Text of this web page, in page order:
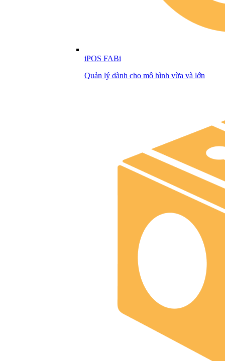
iPOS FABi
Quản lý dành cho mô hình vừa và lớn